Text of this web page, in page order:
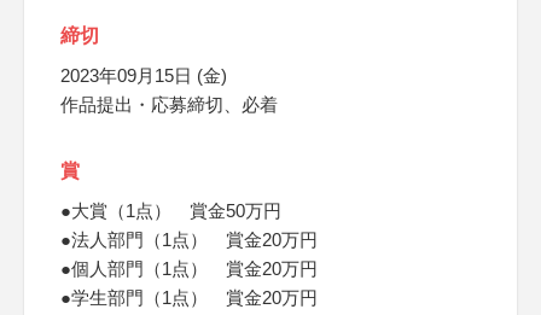
締切
2023年09月15日 (金)
作品提出・応募締切、必着
賞
●大賞（1点） 賞金50万円
●法人部門（1点） 賞金20万円
●個人部門（1点） 賞金20万円
●学生部門（1点） 賞金20万円